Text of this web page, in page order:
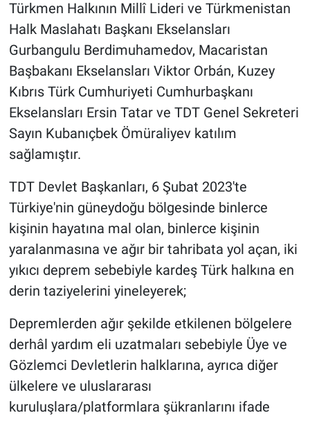
Türkmen Halkının Millî Lideri ve Türkmenistan
Halk Maslahatı Başkanı Ekselansları
Gurbangulu Berdimuhamedov, Macaristan
Başbakanı Ekselansları Viktor Orbán, Kuzey
Kıbrıs Türk Cumhuriyeti Cumhurbaşkanı
Ekselansları Ersin Tatar ve TDT Genel Sekreteri
Sayın Kubanıçbek Ömüraliyev katılım
sağlamıştır.
TDT Devlet Başkanları, 6 Şubat 2023'te
Türkiye'nin güneydoğu bölgesinde binlerce
kişinin hayatına mal olan, binlerce kişinin
yaralanmasına ve ağır bir tahribata yol açan, iki
yıkıcı deprem sebebiyle kardeş Türk halkına en
derin taziyelerini yineleyerek;
Depremlerden ağır şekilde etkilenen bölgelere
derhâl yardım eli uzatmaları sebebiyle Üye ve
Gözlemci Devletlerin halklarına, ayrıca diğer
ülkelere ve uluslararası
kuruluşlara/platformlara şükranlarını ifade